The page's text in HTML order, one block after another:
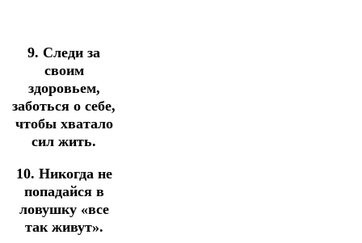
9. Следи за
своим
здоровьем,
заботься о себе,
чтобы хватало
сил жить.
10. Никогда не
попадайся в
ловушку «все
так живут».